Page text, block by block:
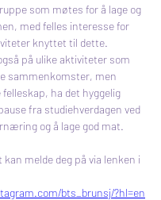
som møtes for å lage og
med felles interesse for
knyttet til dette.
på ulike aktiviteter som
sammenkomster, men
ha det hyggelig
fra studiehverdagen ved
og å lage god mat.
melde deg på via lenken i
bts_brunsj/?hl=en